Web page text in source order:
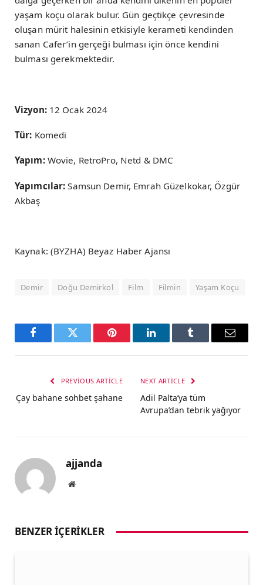
yaşam koçu olarak bulur. Gün geçtikçe çevresinde
oluşan mürit halesinin etkisiyle kerameti kendinden
sanan Cafer’in gerçeği bulması için önce kendini
bulması gerekmektedir.
Vizyon:12 Ocak 2024
Tür: Komedi
Yapım:Wovie, RetroPro, Netd & DMC
Yapımcılar: Samsun Demir, Emrah Güzelkokar, Özgür
Akbaş
Kaynak: (BYZHA) Beyaz Haber Ajansı
Demir Doğu Demirkol Film Filmin Yaşam Koçu
FacebookTwitter Pinterest LinkedInTumblr Email
PREVIOUS ARTICLE
Çay bahane sohbet şahane
NEXT ARTICLE
Adil Palta’ya tüm
Avrupa’dan tebrik yağıyor
ajjanda
Website
BENZER İÇERIKLER